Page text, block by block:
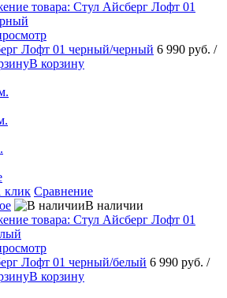
Лофт 01 черный/черный 6 990 руб. /
В корзину
клик Сравнение
В наличии
Лофт 01 черный/белый 6 990 руб. /
В корзину